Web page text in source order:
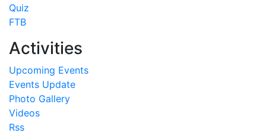
Quiz
FTB
Activities
Upcoming Events
Events Update
Photo Gallery
Videos
Rss